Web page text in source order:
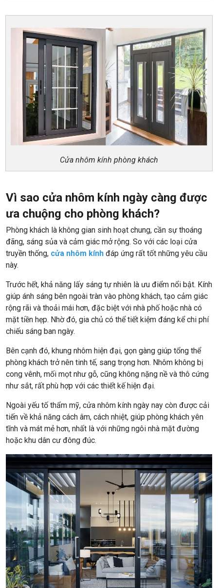
Cửa nhôm kính phòng khách
Vì sao cửa nhôm kính ngày càng được
ưa chuộng cho phòng khách?
Phòng khách là không gian sinh hoạt chung, cần sự thoáng
đãng, sáng sủa và cảm giác mở rộng. So với các loại cửa
truyền thống, cửa nhôm kính đáp ứng rất tốt những yêu cầu
này.
Trước hết, khả năng lấy sáng tự nhiên là ưu điểm nổi bật. Kính
giúp ánh sáng bên ngoài tràn vào phòng khách, tạo cảm giác
rộng rãi và thoải mái hơn, đặc biệt với nhà phố hoặc nhà có
mặt tiền hẹp. Nhờ đó, gia chủ có thể tiết kiệm đáng kể chi phí
chiếu sáng ban ngày.
Bên cạnh đó, khung nhôm hiện đại, gọn gàng giúp tổng thể
phòng khách trở nên tinh tế, sang trọng hơn. Nhôm không bị
cong vênh, mối mọt như gỗ, cũng không nặng nề và thô cứng
như sắt, rất phù hợp với các thiết kế hiện đại.
Ngoài yếu tố thẩm mỹ, cửa nhôm kính ngày nay còn được cải
tiến về khả năng cách âm, cách nhiệt, giúp phòng khách yên
tĩnh và mát mẻ hơn, nhất là với những ngôi nhà mặt đường
hoặc khu dân cư đông đúc.